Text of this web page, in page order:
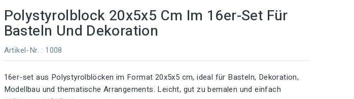
Polystyrolblock 20x5x5 Cm Im 16er-Set Für
Basteln Und Dekoration
Artikel-Nr. : 1008
16er-set aus Polystyrolblöcken im Format 20x5x5 cm, ideal für Basteln, Dekoration,
Modellbau und thematische Arrangements. Leicht, gut zu bemalen und einfach